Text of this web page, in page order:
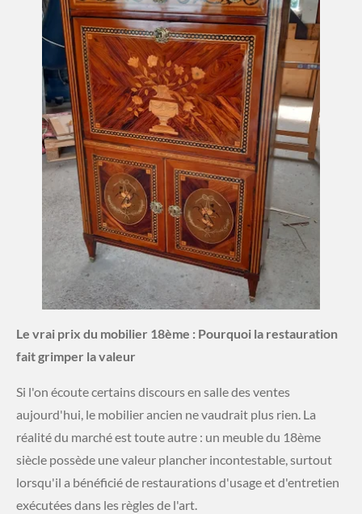
Le vrai prix du mobilier 18ème : Pourquoi la restauration
fait grimper la valeur
​Si l'on écoute certains discours en salle des ventes
aujourd'hui, le mobilier ancien ne vaudrait plus rien. La
réalité du marché est toute autre : un meuble du 18ème
siècle possède une valeur plancher incontestable, surtout
lorsqu'il a bénéficié de restaurations d'usage et d'entretien
exécutées dans les règles de l'art.